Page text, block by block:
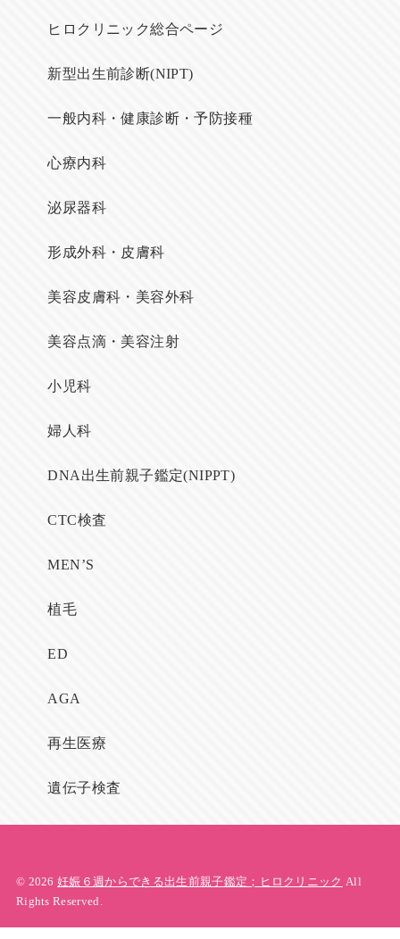
ヒロクリニック総合ページ
新型出生前診断(NIPT)
一般内科・健康診断・予防接種
心療内科
泌尿器科
形成外科・皮膚科
美容皮膚科・美容外科
美容点滴・美容注射
小児科
婦人科
DNA出生前親子鑑定(NIPPT)
CTC検査
MEN’S
植毛
ED
AGA
再生医療
遺伝子検査
© 2026妊娠６週からできる出生前親子鑑定；ヒロクリニック All
Rights Reserved.